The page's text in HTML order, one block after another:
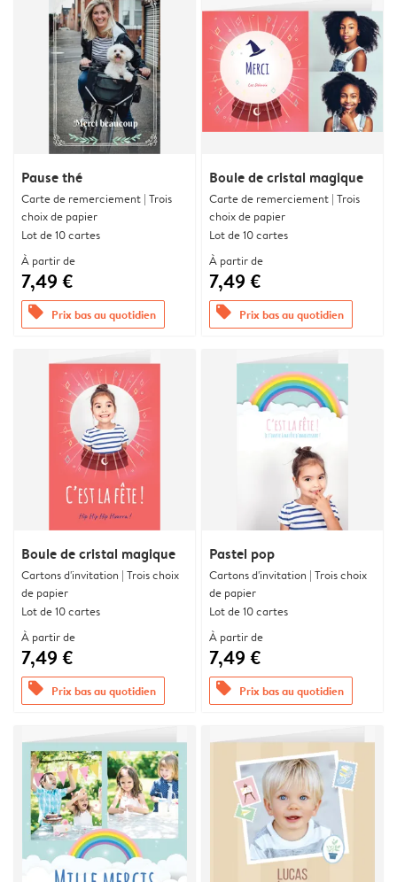
Pause thé
Carte de remerciement | Trois
choix de papier
Lot de 10 cartes
À partir de
7,49 €
offers Prix bas au quotidien
Boule de cristal magique
Carte de remerciement | Trois
choix de papier
Lot de 10 cartes
À partir de
7,49 €
offers Prix bas au quotidien
Boule de cristal magique
Cartons d'invitation | Trois choix
de papier
Lot de 10 cartes
À partir de
7,49 €
offers Prix bas au quotidien
Pastel pop
Cartons d'invitation | Trois choix
de papier
Lot de 10 cartes
À partir de
7,49 €
offers Prix bas au quotidien